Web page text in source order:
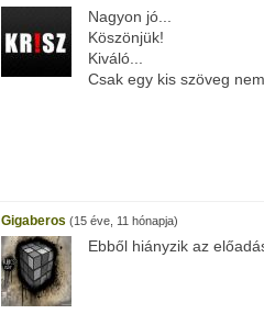
Nagyon jó...
Köszönjük!
Kiváló...
Csak egy kis szöveg
Gigaberos (15 éve, 11 hónapja)
Ebből hiányzik az